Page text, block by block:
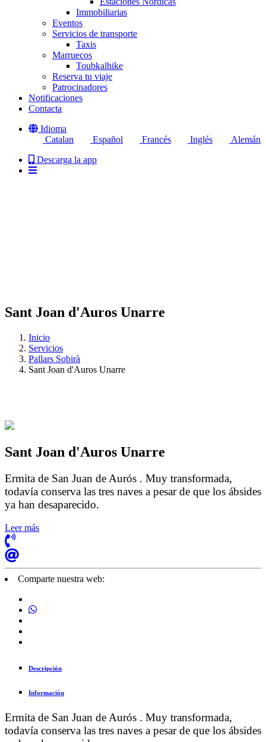
Immobiliarias
Eventos
Servicios de transporte
Taxis
Marruecos
Toubkalhike
Reserva tu viaje
Patrocinadores
Notificaciones
Contacta
Idioma
Catalan
Español Francés Inglés
Alemán
Descarga la app
Sant Joan d'Auros Unarre
Inicio
Servicios
Pallars Sobirà
Sant Joan d'Auros Unarre
Sant Joan d'Auros Unarre
Ermita de San Juan de Aurós . Muy transformada,
todavía conserva las tres naves a pesar de que los ábsides
ya han desaparecido.
Leer más
Comparte nuestra web:
Descripción
Información
Ermita de San Juan de Aurós . Muy transformada,
todavía conserva las tres naves a pesar de que los ábsides